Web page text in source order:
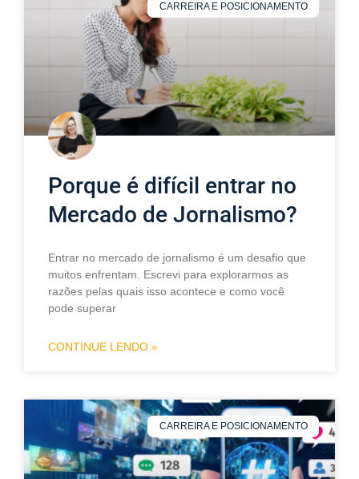
CARREIRA E POSICIONAMENTO
Porque é difícil entrar no
Mercado de Jornalismo?
Entrar no mercado de jornalismo é um desafio que
muitos enfrentam. Escrevi para explorarmos as
razões pelas quais isso acontece e como você
pode superar
CONTINUE LENDO »
CARREIRA E POSICIONAMENTO